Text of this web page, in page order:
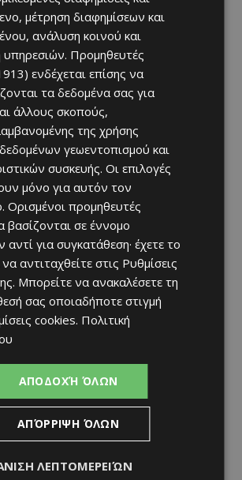
Viber
ΚΕΡΑΙΕΣ ΣΤΙΣ ΒΡΕΤΑΝΙΚΕΣ ΒΑΣΕΙΣ –
Terra Cypria και BirdLife
συμμερίζονται τις ανησυχίες: «Κάθε
νέα ανάπτυξη απαιτεί ιδιαίτερη
προσοχή»
μέτρηση διαφημίσεων και
ανάλυση κοινού και
υπηρεσιών. Προμηθευτές
ενδέχεται επίσης να
τα δεδομένα σας για
άλλους σκοπούς,
της χρήσης
γεωεντοπισμού και
συσκευής. Οι επιλογές
μόνο για αυτόν τον
Ορισμένοι προμηθευτές
βασίζονται σε έννομο
για συγκατάθεση· έχετε το
αντιταχθείτε στις Ρυθμίσεις
. Μπορείτε να ανακαλέσετε τη
σας οποιαδήποτε στιγμή
cookies. Πολιτική
ΑΠΟΔΟΧΉ ΌΛΩΝ
ΑΠΌΡΡΙΨΗ ΌΛΩΝ
ΛΕΠΤΟΜΕΡΕΙΏΝ